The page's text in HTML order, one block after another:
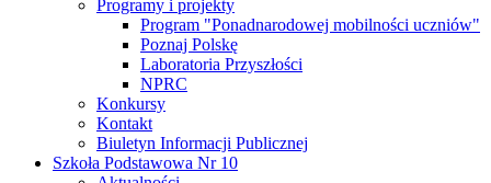
Programy i projekty
Program "Ponadnarodowej mobilności uczniów"
Poznaj Polskę
Laboratoria Przyszłości
NPRC
Konkursy
Kontakt
Biuletyn Informacji Publicznej
Szkoła Podstawowa Nr 10